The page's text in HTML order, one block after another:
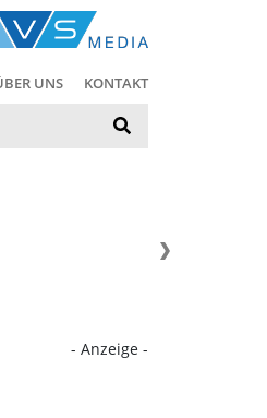
UNS KONTAKT
- Anzeige -